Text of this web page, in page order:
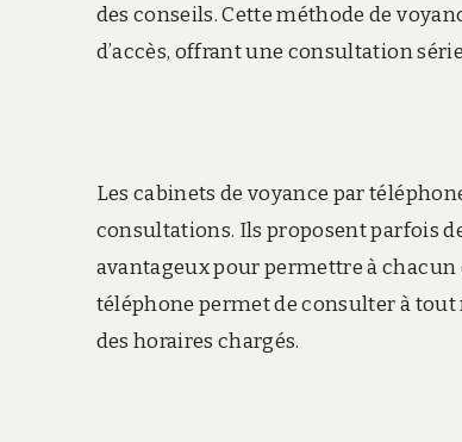
des conseils. Cette méthode de
d’accès, offrant une consultation
Les cabinets de voyance par
consultations. Ils proposent parfois
avantageux pour permettre à
téléphone permet de consulter à
des horaires chargés.